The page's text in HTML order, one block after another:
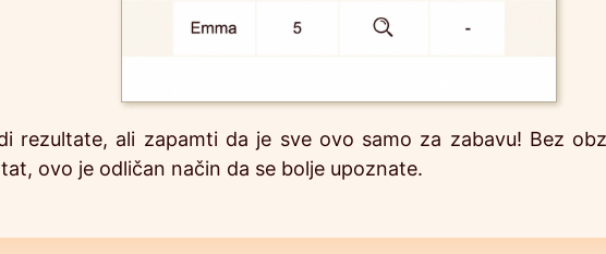
rezultate, ali zapamti da je sve ovo samo za zabavu! Bez
ovo je odličan način da se bolje upoznate.